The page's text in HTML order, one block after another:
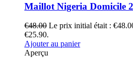
Maillot Nigeria Domicile
€48.00 Le prix initial était :
€25.90.
Ajouter au panier
Aperçu